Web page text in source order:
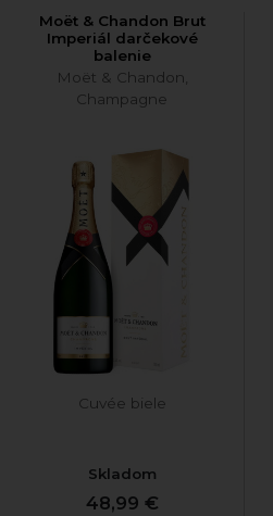
Moët & Chandon Brut
Imperiál darčekové
balenie
Moët & Chandon,
Champagne
Cuvée biele
Skladom
48,99 €